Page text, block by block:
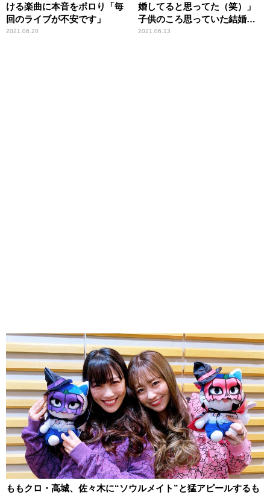
ける楽曲に本音をポロり「毎
回のライブが不安です」
2021.06.20
婚してると思ってた（笑）」
子供のころ思っていた結婚年
齢は“24歳”
2021.06.13
ももクロ・高城、佐々木に“ソウルメイト”と猛アピールするも